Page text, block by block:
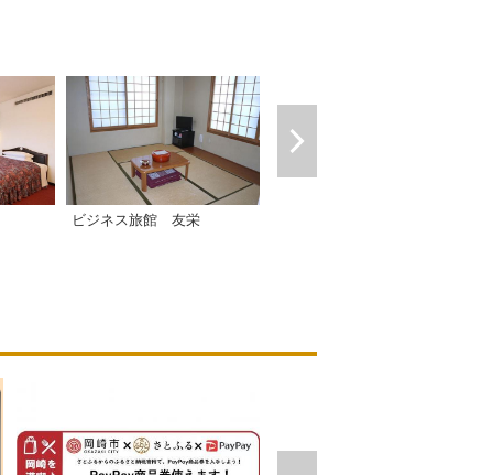
ビジネス旅館 友栄